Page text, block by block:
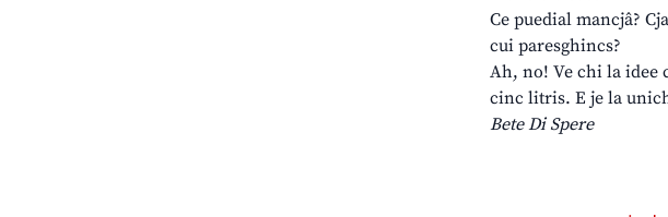
Ce puedial mancjâ?
cui paresghincs?
Ah, no! Ve chi la idee
cinc litris. E je la
Bete Di Spere